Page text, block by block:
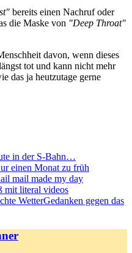
bereits einen Nachruf oder
die Maske von "Deep Throat"
davon, wenn dieses
tot und kann nicht mehr
das ja heutzutage gerne
in der S-Bahn…
einen Monat zu früh
mail made my day
mit literal videos
Gedanken gegen das